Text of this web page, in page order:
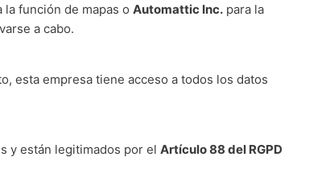
la función de mapas o Automattic Inc. para la
a cabo.
esta empresa tiene acceso a todos los datos
y están legitimados por el Artículo 88 del RGPD